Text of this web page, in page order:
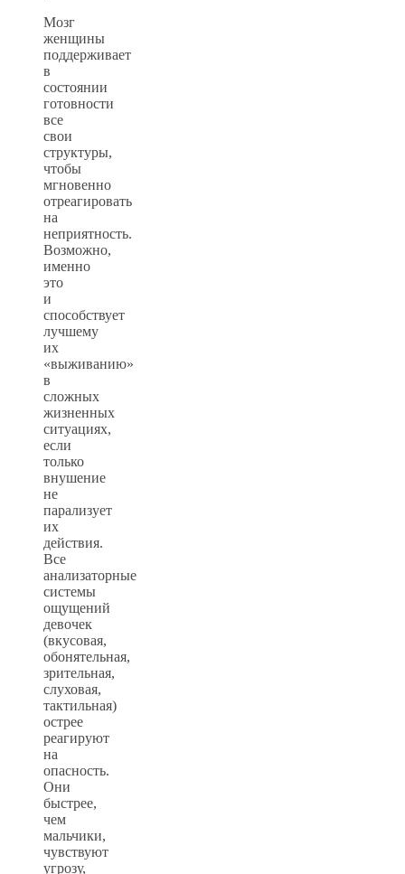
Мозг
женщины
поддерживает
в
состоянии
готовности
все
свои
структуры,
чтобы
мгновенно
отреагировать
на
неприятность.
Возможно,
именно
это
и
способствует
лучшему
их
«выживанию»
в
сложных
жизненных
ситуациях,
если
только
внушение
не
парализует
их
действия.
Все
анализаторные
системы
ощущений
девочек
(вкусовая,
обонятельная,
зрительная,
слуховая,
тактильная)
острее
реагируют
на
опасность.
Они
быстрее,
чем
мальчики,
чувствуют
угрозу,